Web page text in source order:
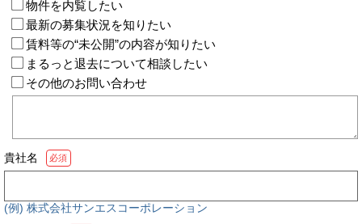
物件を内覧したい
最新の募集状況を知りたい
賃料等の“未公開”の内容が知りたい
まるっと退去について相談したい
その他のお問い合わせ
貴社名 必須
(例) 株式会社サンエスコーポレーション